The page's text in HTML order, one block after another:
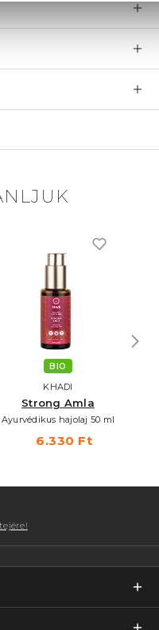
BIO
KHADI
Strong Amla
Ayurvédikus hajolaj 50 ml
6.330 Ft